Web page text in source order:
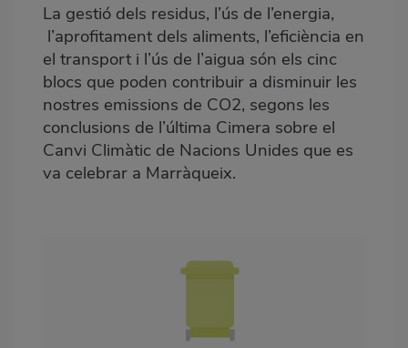
La gestió dels residus, l’ús de l’energia,
l’aprofitament dels aliments, l’eficiència en
el transport i l’ús de l’aigua són els cinc
blocs que poden contribuir a disminuir les
nostres emissions de CO2, segons les
conclusions de l’última Cimera sobre el
Canvi Climàtic de Nacions Unides que es
va celebrar a Marràqueix.